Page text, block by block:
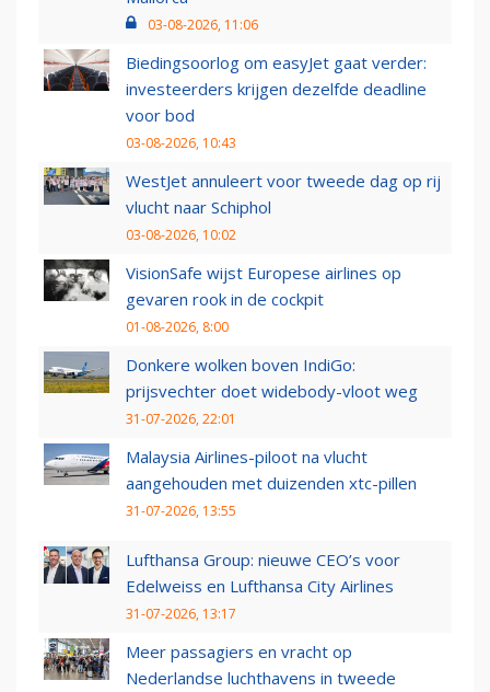
03-08-2026, 11:06
Biedingsoorlog om easyJet gaat verder:
investeerders krijgen dezelfde deadline
voor bod
03-08-2026, 10:43
WestJet annuleert voor tweede dag op rij
vlucht naar Schiphol
03-08-2026, 10:02
VisionSafe wijst Europese airlines op
gevaren rook in de cockpit
01-08-2026, 8:00
Donkere wolken boven IndiGo:
prijsvechter doet widebody-vloot weg
31-07-2026, 22:01
Malaysia Airlines-piloot na vlucht
aangehouden met duizenden xtc-pillen
31-07-2026, 13:55
Lufthansa Group: nieuwe CEO’s voor
Edelweiss en Lufthansa City Airlines
31-07-2026, 13:17
Meer passagiers en vracht op
Nederlandse luchthavens in tweede